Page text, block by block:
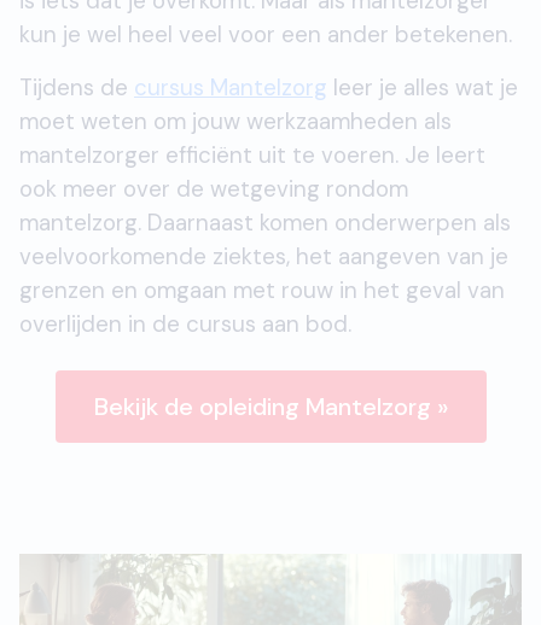
kun je wel heel veel voor een ander betekenen.
Tijdens de cursus Mantelzorg leer je alles wat je
moet weten om jouw werkzaamheden als
mantelzorger efficiënt uit te voeren. Je leert
ook meer over de wetgeving rondom
mantelzorg. Daarnaast komen onderwerpen als
veelvoorkomende ziektes, het aangeven van je
grenzen en omgaan met rouw in het geval van
overlijden in de cursus aan bod.
Bekijk de opleiding Mantelzorg »